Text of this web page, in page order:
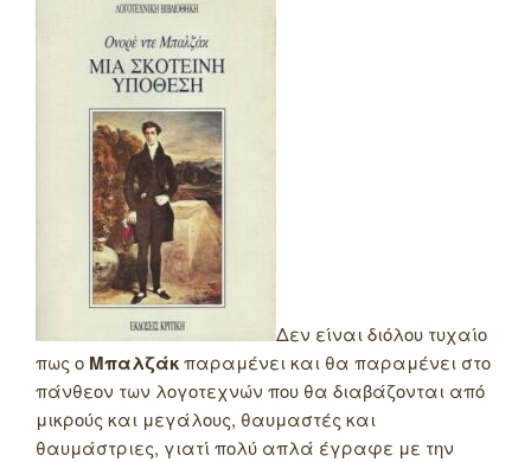
Δεν είναι διόλου τυχαίο
πως ο Μπαλζάκπαραμένει και θα παραμένει στο
πάνθεον των λογοτεχνών που θα διαβάζονται από
μικρούς και μεγάλους, θαυμαστές και
θαυμάστριες, γιατί πολύ απλά έγραφε με την